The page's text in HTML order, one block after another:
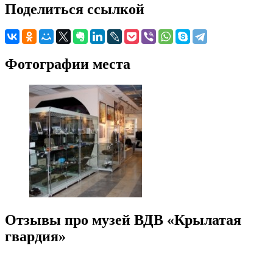
Поделиться ссылкой
Фотографии места
Отзывы про музей ВДВ «Крылатая
гвардия»